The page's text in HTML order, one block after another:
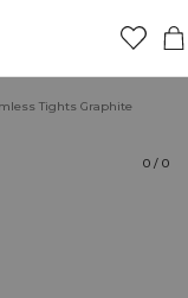
Tights Graphite
0 / 0